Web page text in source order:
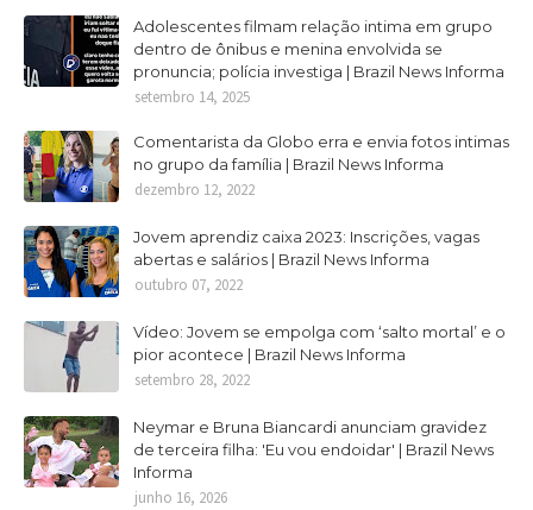
Adolescentes filmam relação intima em grupo
dentro de ônibus e menina envolvida se
pronuncia; polícia investiga | Brazil News Informa
setembro 14, 2025
Comentarista da Globo erra e envia fotos intimas
no grupo da família | Brazil News Informa
dezembro 12, 2022
Jovem aprendiz caixa 2023: Inscrições, vagas
abertas e salários | Brazil News Informa
outubro 07, 2022
Vídeo: Jovem se empolga com ‘salto mortal’ e o
pior acontece | Brazil News Informa
setembro 28, 2022
Neymar e Bruna Biancardi anunciam gravidez
de terceira filha: 'Eu vou endoidar' | Brazil News
Informa
junho 16, 2026